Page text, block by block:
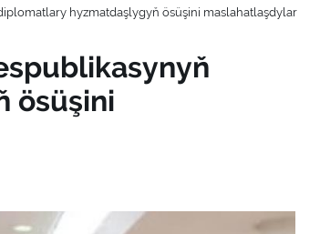
hyzmatdaşlygyň ösüşini maslahatlaşdylar
ösüşini